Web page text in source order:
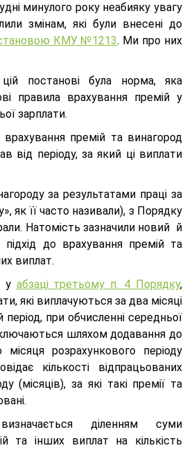
минулого року неабияку увагу
змінам, які були внесені до
КМУ №1213. Ми про них
постанові була норма, яка
правила врахування премій у
зарплати.
премій та винагород
від періоду, за який ці виплати
за результатами праці за
як її часто називали), з Порядку
Натомість зазначили новий й
до врахування премій та
виплат.
у абзаці третьому п. 4 Порядку,
які виплачуються за два місяці
при обчисленні середньої
шляхом додавання до
місяця розрахункового періоду
кількості відпрацьованих
(місяців), за які такі премії та
діленням суми
та інших виплат на кількість